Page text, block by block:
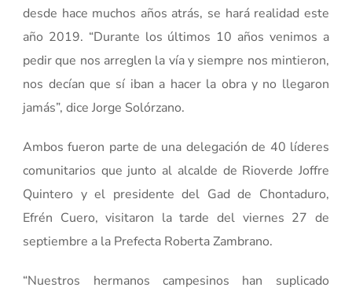
desde hace muchos años atrás, se hará realidad este
año 2019. “Durante los últimos 10 años venimos a
pedir que nos arreglen la vía y siempre nos mintieron,
nos decían que sí iban a hacer la obra y no llegaron
jamás”, dice Jorge Solórzano.
Ambos fueron parte de una delegación de 40 líderes
comunitarios que junto al alcalde de Rioverde Joffre
Quintero y el presidente del Gad de Chontaduro,
Efrén Cuero, visitaron la tarde del viernes 27 de
septiembre a la Prefecta Roberta Zambrano.
“Nuestros hermanos campesinos han suplicado